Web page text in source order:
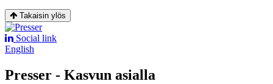
Takaisin ylös
Social link
English
Presser - Kasvun asialla